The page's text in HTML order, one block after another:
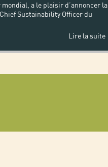
a le plaisir d’annoncer la
Sustainability Officer du
Lire la suite